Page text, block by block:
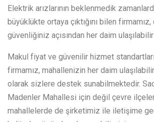
Elektrik arızlarının beklenmedik
büyüklükte ortaya çıktığını bilen
güvenliğiniz açısından her daim ulaşılabilir
Makul fiyat ve güvenilir hizmet
firmamız, mahallenizin her daim
olarak sizlere destek sunabilmektedir.
Madenler Mahallesi için değil çevre
mahallelerde de şirketimiz ile iletişime